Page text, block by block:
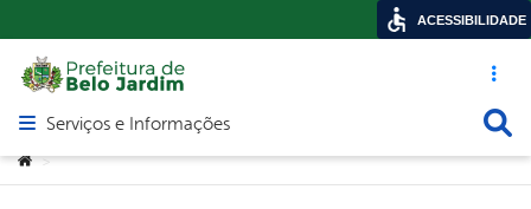
Acesso
Abrir menu principal de navegação
Serviços e Informações
Você está aqui:
>
ACESSIBILIDADE